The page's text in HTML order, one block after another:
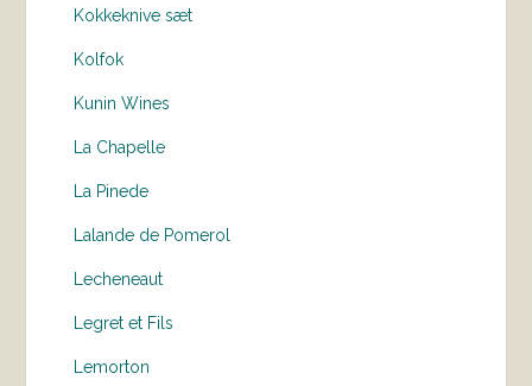
Kokkeknive sæt
Kolfok
Kunin Wines
La Chapelle
La Pinede
Lalande de Pomerol
Lecheneaut
Legret et Fils
Lemorton